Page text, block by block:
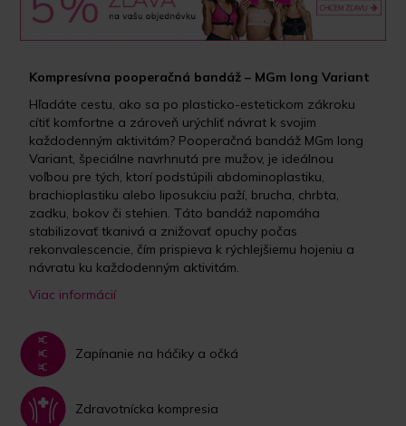
Kompresívna pooperačná bandáž – MGm long Variant
Hľadáte cestu, ako sa po plasticko-estetickom zákroku
cítiť komfortne a zároveň urýchliť návrat k svojim
každodenným aktivitám? Pooperačná bandáž MGm long
Variant, špeciálne navrhnutá pre mužov, je ideálnou
voľbou pre tých, ktorí podstúpili abdominoplastiku,
brachioplastiku alebo liposukciu paží, brucha, chrbta,
zadku, bokov či stehien. Táto bandáž napomáha
stabilizovať tkanivá a znižovať opuchy počas
rekonvalescencie, čím prispieva k rýchlejšiemu hojeniu a
návratu ku každodenným aktivitám.
Viac informácií
Zapínanie na háčiky a očká
Zdravotnícka kompresia